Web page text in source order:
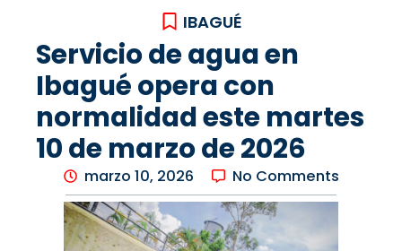
IBAGUÉ
Servicio de agua en
Ibagué opera con
normalidad este martes
10 de marzo de 2026
marzo 10, 2026 No Comments